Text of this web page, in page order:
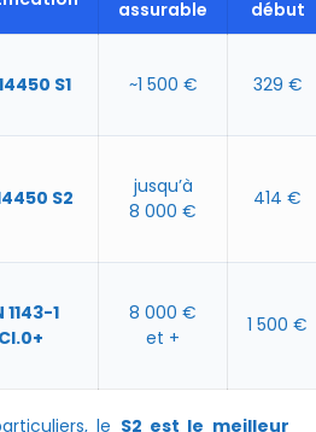
assurable
début
S1 ~1 500 € 329 €
S2
jusqu’à
8 000 €
414 €
1143-1
Cl.0+
8 000 €
et +
1 500 €
le S2 est le meilleur